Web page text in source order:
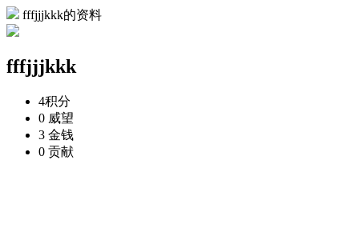
fffjjjkkk的资料
fffjjjkkk
4积分
0 威望
3 金钱
0 贡献